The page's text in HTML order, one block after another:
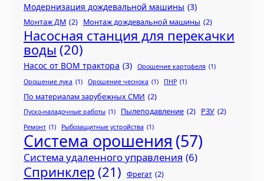
Модернизация дождевальной машины (3)
Монтаж ДМ (2) Монтаж дождевальной машины (2)
Насосная станция для перекачки
воды (20)
Насос от ВОМ трактора (3) Орошение картофеля (1)
Орошение лука (1) Орошение чеснока (1) ПНР (1)
По материалам зарубежных СМИ (2)
Пуско-наладочные работы (1) Пылеподавление (2) РЗУ (2)
Ремонт (1) Рыбозащитные устройства (1)
Система орошения (57)
Система удаленного управления (6)
Спринклер (21) Фрегат (2)